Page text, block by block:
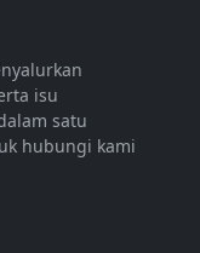
isu
satu
hubungi kami